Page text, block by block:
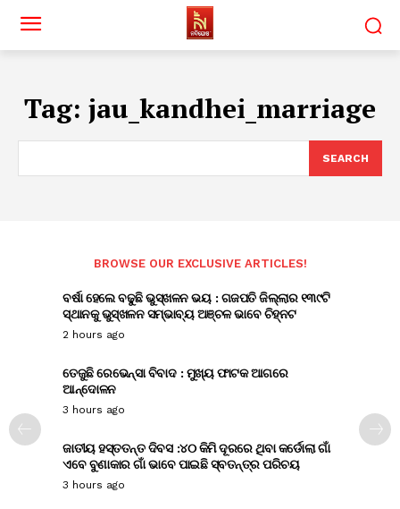
Tag: jau_kandhei_marriage
SEARCH
BROWSE OUR EXCLUSIVE ARTICLES!
ବର୍ଷା ହେଲେ ବଢୁଛି ଭୁସ୍ଖଳନ ଭୟ : ଗଜପତି ଜିଲ୍ଲାର ୧୩୯ଟି
ସ୍ଥାନକୁ ଭୁସ୍ଖଳନ ସମ୍ଭାବ୍ୟ ଅଞ୍ଚଳ ଭାବେ ଚିହ୍ନଟ
2 hours ago
ତେଜୁଛି ରେଭେନ୍ସା ବିବାଦ : ମୁଖ୍ୟ ଫାଟକ ଆଗରେ
ଆନ୍ଦୋଳନ
3 hours ago
ଜାତୀୟ ହସ୍ତତନ୍ତ ଦିବସ :୪୦ କିମି ଦୂରରେ ଥିବା କର୍ଡୋଲା ଗାଁ
ଏବେ ବୁଣାକାର ଗାଁ ଭାବେ ପାଇଛି ସ୍ବତନ୍ତ୍ର ପରିଚୟ
3 hours ago